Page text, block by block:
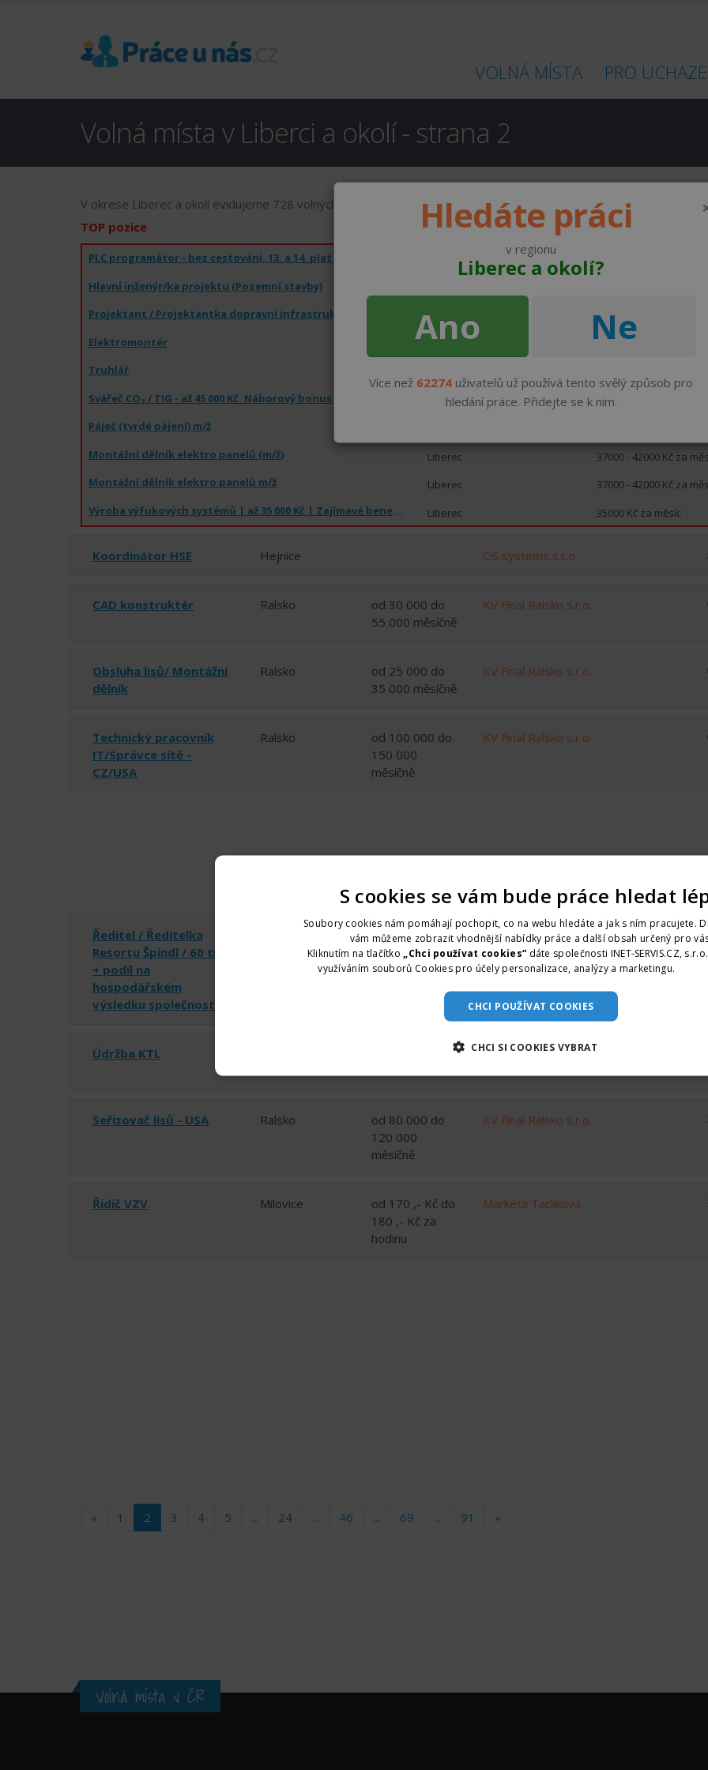
VOLNÁ MÍSTA PRO
Volná místa v Liberci a okolí - strana 2
V okrese Liberec a okolí evidujeme 728 volných pracovních míst
TOP pozice
Liberec
40000 - 80000 Kč za
Hlavní inženýr/ka projektu (Pozemní stavby)
Projektant / Projektantka dopravní infrastruktury
Liberec
40000 - 60000 Kč za
Elektromontér
Truhlář
Liberec
40000 - 45000 Kč za
Páječ (tvrdé pájení) m/ž
Montážní dělník elektro panelů (m/ž)
Liberec
37000 - 42000 Kč za
Montážní dělník elektro panelů m/ž
Liberec
37000 - 42000 Kč za
Liberec 35000 Kč za měsíc
Koordinátor HSE Hejnice CiS systems s.r.o.
CAD konstruktér Ralsko
od 30 000 do
55 000 měsíčně
KV Final Ralsko s.r.o.
Obsluha lisů/ Montážní
dělník
Ralsko
od 25 000 do
35 000 měsíčně
KV Final Ralsko s.r.o.
Technický pracovník
IT/Správce sítě -
CZ/USA
Ralsko
od 100 000 do
150 000
měsíčně
KV Final Ralsko s.r.o.
Ředitel / Ředitelka
Resortu Špindl / 60 tisíc
+ podíl na
hospodářském
výsledku společnosti
od 600000 ,- Kč
do 60000 ,- Kč
měsíčně
CRI ameba.eu, s.r.o.
Údržba KTL KV Final Ralsko s.r.o.
Seřizovač lisů - USA Ralsko
od 80 000 do
120 000
měsíčně
KV Final Ralsko s.r.o.
Řidič VZV Milovice
od 170 ,- Kč do
180 ,- Kč za
hodinu
Markéta Taclíková
« 1 2 3 4 5 ... 24 ... 46 ... 69 ... 91 »
Hledáte práci
v regionu
Liberec a okolí?
Ano Ne
Více než 62274 uživatelů už používá tento svělý způsob pro
hledání práce. Přidejte se k nim.
Volná místa v ČR
S cookies se vám bude práce hledat
Soubory cookies nám pomáhají pochopit, co na webu hledáte a jak s ním pracujete.
vám můžeme zobrazit vhodnější nabídky práce a další obsah určený pro
Kliknutím na tlačítko
„Chci používat cookies“ dáte společnosti INET-SERVIS.CZ,
využíváním souborů Cookies pro účely personalizace, analýzy a marketingu.
CHCI POUŽÍVAT COOKIES
CHCI SI COOKIES VYBRAT